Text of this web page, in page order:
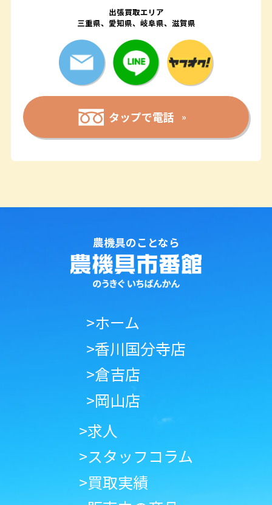
出張買取エリア
三重県、愛知県、岐阜県、滋賀県
タップで電話
農機具のことなら
>ホーム
>香川国分寺店
>倉吉店
>岡山店
>求人
>スタッフコラム
>買取実績